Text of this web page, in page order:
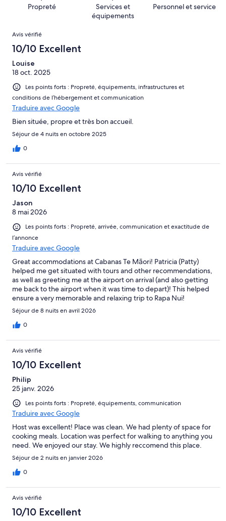
d’après 0 avis
Propreté
Services et
équipements
Personnel et service
Avis
Avis vérifié
10/10 Excellent
Louise
18 oct. 2025
Les points forts : Propreté, équipements, infrastructures et
conditions de l’hébergement et communication
Traduire avec Google
Bien située, propre et très bon accueil.
Séjour de 4 nuits en octobre 2025
0
Avis vérifié
10/10 Excellent
Jason
8 mai 2026
Les points forts : Propreté, arrivée, communication et exactitude de
l’annonce
Traduire avec Google
Great accommodations at Cabanas Te Māori! Patricia (Patty)
helped me get situated with tours and other recommendations,
as well as greeting me at the airport on arrival (and also getting
me back to the airport when it was time to depart)! This helped
ensure a very memorable and relaxing trip to Rapa Nui!
Séjour de 8 nuits en avril 2026
0
Avis vérifié
10/10 Excellent
Philip
25 janv. 2026
Les points forts : Propreté, équipements, communication
Traduire avec Google
Host was excellent! Place was clean. We had plenty of space for
cooking meals. Location was perfect for walking to anything you
need. We enjoyed our stay. We highly reccomend this place.
Séjour de 2 nuits en janvier 2026
0
Avis vérifié
10/10 Excellent